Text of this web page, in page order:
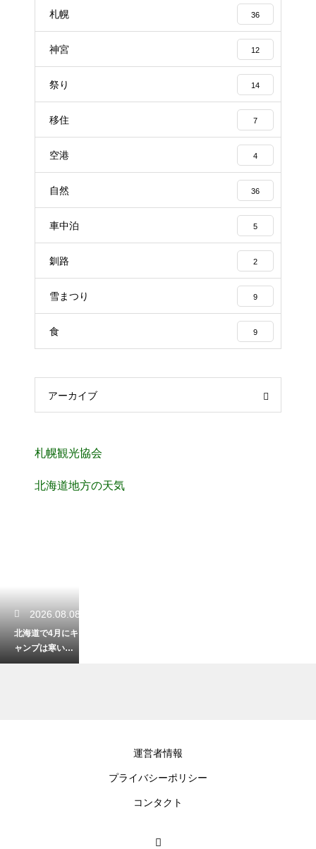
札幌 36
神宮 12
祭り 14
移住 7
空港 4
自然 36
車中泊 5
釧路 2
雪まつり 9
食 9
アーカイブ
札幌観光協会
北海道地方の天気
2026.08.08
北海道で4月にキ
ャンプは寒い？
防寒対策とおす
運営者情報
プライバシーポリシー
コンタクト